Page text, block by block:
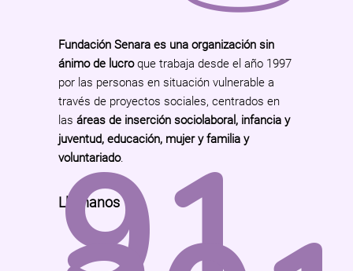
Fundación Senara es una organización sin
ánimo de lucroque trabaja desde el año 1997
por las personas en situación vulnerable a
través de proyectos sociales, centrados en
las áreas de inserción sociolaboral, infancia y
juventud, educación, mujer y familia y
voluntariado.
Llámanos